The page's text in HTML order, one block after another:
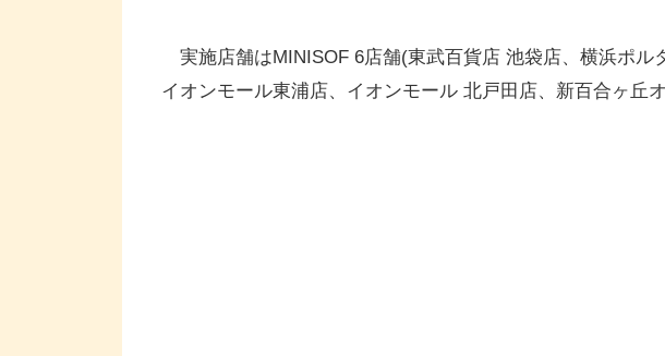
実施店舗はMINISOF 6店舗(東武百貨店 池袋店、横浜ポル
イオンモール東浦店、イオンモール 北戸田店、新百合ヶ丘オ